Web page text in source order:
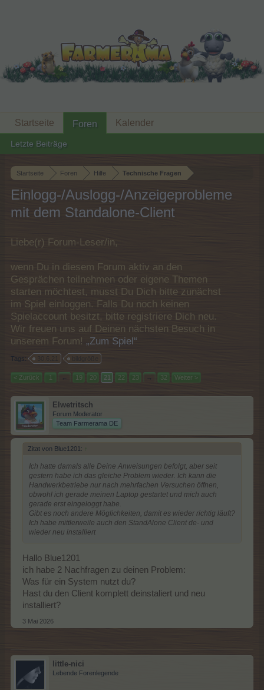
Startseite Foren Hilfe Technische Fragen
Einlogg-/Auslogg-/Anzeigeprobleme
mit dem Standalone-Client
Liebe(r) Forum-Leser/in,
wenn Du in diesem Forum aktiv an den
Gesprächen teilnehmen oder eigene Themen
starten möchtest, musst Du Dich bitte zunächst
im Spiel einloggen. Falls Du noch keinen
Spielaccount besitzt, bitte registriere Dich neu.
Wir freuen uns auf Deinen nächsten Besuch in
unserem Forum! „Zum Spiel“
Tags:
< Zurück 1 ← 19 20 21 22 23 → 32 Weiter >
Elwetritsch
Forum Moderator
Team Farmerama DE
Zitat von Blue1201: ↑
Ich hatte damals alle Deine Anweisungen befolgt, aber seit
gestern habe ich das gleiche Problem wieder. Ich kann die
Handwerkbetriebe nur nach mehrfachen Versuchen öffnen,
obwohl ich gerade meinen Laptop gestartet und mich auch
gerade erst eingeloggt habe.
Gibt es noch andere Möglichkeiten, damit es wieder richtig läuft?
Ich habe mittlerweile auch den StandAlone Client de- und
wieder neu installiert
Hallo Blue1201
ich habe 2 Nachfragen zu deinen Problem:
Was für ein System nutzt du?
Hast du den Client komplett deinstaliert und neu
installiert?
3 Mai 2026
little-nici
Lebende Forenlegende
Startseite Foren
Letzte Beiträge
Kalender